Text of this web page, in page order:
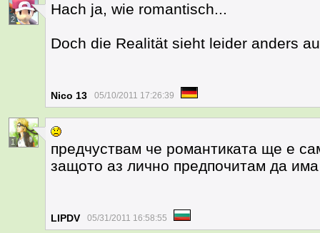
2
Hach ja, wie romantisch...
Doch die Realität sieht leider anders
Nico 13 05/10/2011 17:26:39
1
предчуствам че романтиката ще е
защото аз лично предпочитам да
LIPDV 05/31/2011 16:58:55